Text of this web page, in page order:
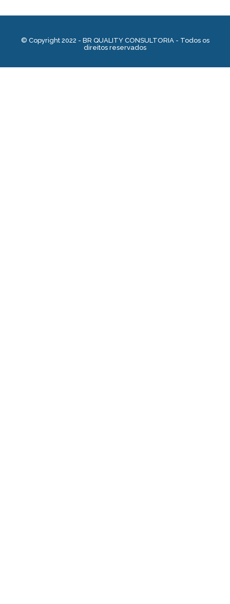
© Copyright 2022 - BR QUALITY CONSULTORIA - Todos os
direitos reservados